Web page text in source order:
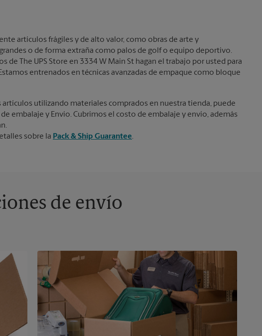
artículos frágiles y de alto valor, como obras de arte y
o de forma extraña como palos de golf o equipo deportivo.
de The UPS Store en 3334 W Main St hagan el trabajo por usted para
entrenados en técnicas avanzadas de empaque como bloque
artículos utilizando materiales comprados en nuestra tienda, puede
embalaje y Envío. Cubrimos el costo de embalaje y envío, además
sobre la Pack & Ship Guarantee.
de envío